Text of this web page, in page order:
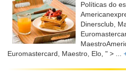
Políticas do
Dinersclub,
Euromastercard, Maestro, Elo, " > ...